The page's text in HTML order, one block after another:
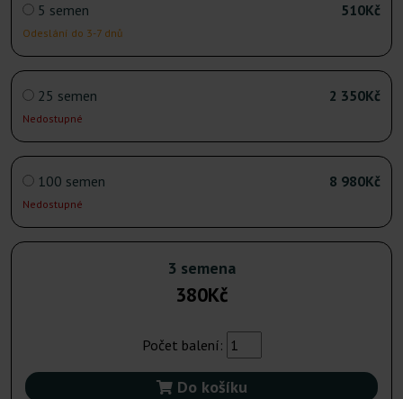
5 semen
Odeslání do 3-7 dnů
510Kč
25 semen
Nedostupné
2 350Kč
100 semen
Nedostupné
8 980Kč
3 semena
380Kč
Počet balení:
Do košíku